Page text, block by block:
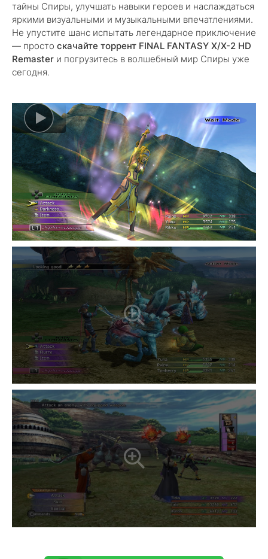
тайны Спиры, улучшать навыки героев и наслаждаться
яркими визуальными и музыкальными впечатлениями.
Не упустите шанс испытать легендарное приключение
— просто скачайте торрент FINAL FANTASY X/X-2 HD
Remaster и погрузитесь в волшебный мир Спиры уже
сегодня.